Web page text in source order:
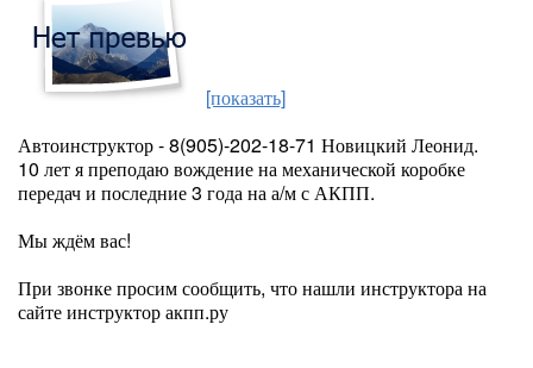
[показать]
Автоинструктор - 8(905)-202-18-71 Новицкий Леонид.
10 лет я преподаю вождение на механической коробке
передач и последние 3 года на а/м с АКПП.
Мы ждём вас!
При звонке просим сообщить, что нашли инструктора на
сайте инструктор акпп.ру